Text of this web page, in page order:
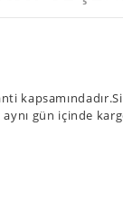
gün içinde